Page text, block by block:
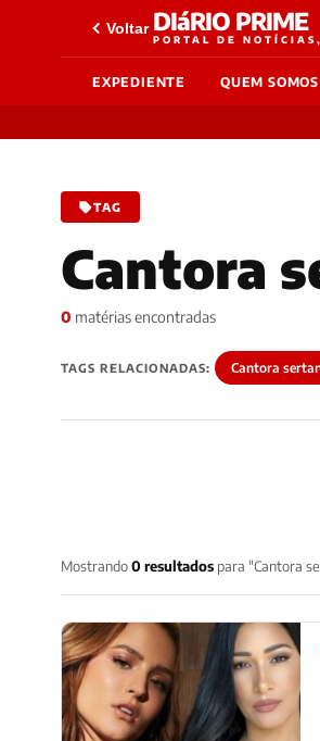
Voltar DIáRIO PRIME
PORTAL DE
EXPEDIENTE QUEM SOMOS
TAG
Cantora
0 matérias encontradas
TAGS RELACIONADAS: Cantora
Mostrando0 resultados para "Cantora